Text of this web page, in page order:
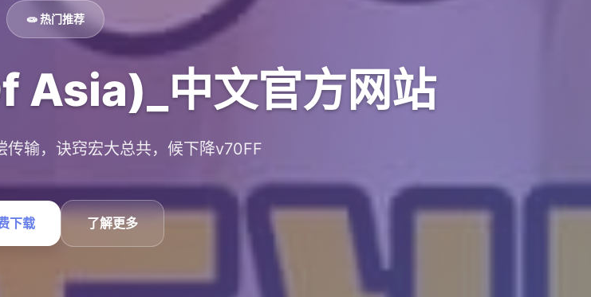
🧫 热门推荐
Asia)_中文官方网站
传输，诀窍宏大总共，候下降v70FF
下载 了解更多